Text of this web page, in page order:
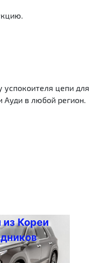
успокоителя цепи для
Ауди в любой регион.
Кореи